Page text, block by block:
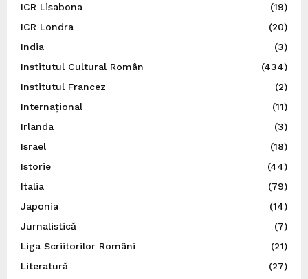
ICR Lisabona
(19)
ICR Londra
(20)
India
(3)
Institutul Cultural Român
(434)
Institutul Francez
(2)
Internațional
(11)
Irlanda
(3)
Israel
(18)
Istorie
(44)
Italia
(79)
Japonia
(14)
Jurnalistică
(7)
Liga Scriitorilor Români
(21)
Literatură
(27)